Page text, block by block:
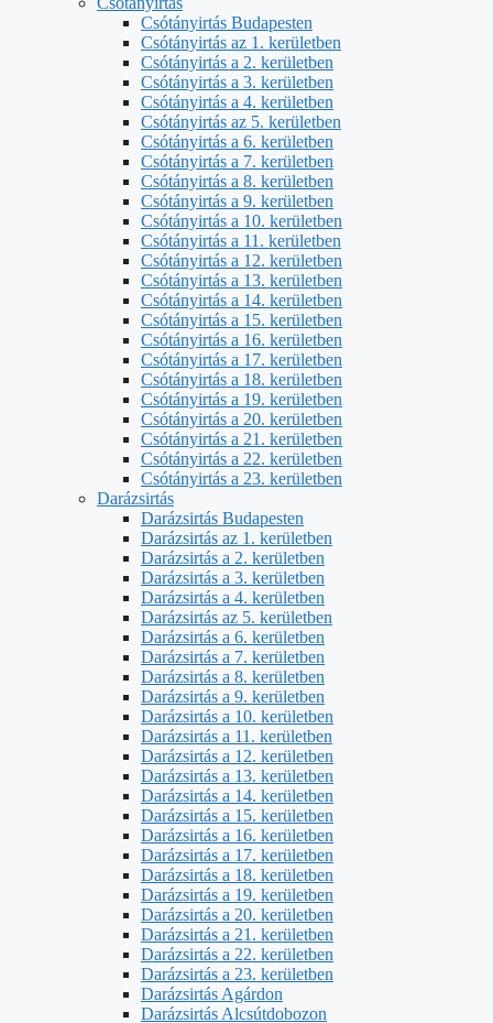
Csótányirtás Budapesten
Csótányirtás az 1. kerületben
Csótányirtás a 2. kerületben
Csótányirtás a 3. kerületben
Csótányirtás a 4. kerületben
Csótányirtás az 5. kerületben
Csótányirtás a 6. kerületben
Csótányirtás a 7. kerületben
Csótányirtás a 8. kerületben
Csótányirtás a 9. kerületben
Csótányirtás a 10. kerületben
Csótányirtás a 11. kerületben
Csótányirtás a 12. kerületben
Csótányirtás a 13. kerületben
Csótányirtás a 14. kerületben
Csótányirtás a 15. kerületben
Csótányirtás a 16. kerületben
Csótányirtás a 17. kerületben
Csótányirtás a 18. kerületben
Csótányirtás a 19. kerületben
Csótányirtás a 20. kerületben
Csótányirtás a 21. kerületben
Csótányirtás a 22. kerületben
Csótányirtás a 23. kerületben
Darázsirtás
Darázsirtás Budapesten
Darázsirtás az 1. kerületben
Darázsirtás a 2. kerületben
Darázsirtás a 3. kerületben
Darázsirtás a 4. kerületben
Darázsirtás az 5. kerületben
Darázsirtás a 6. kerületben
Darázsirtás a 7. kerületben
Darázsirtás a 8. kerületben
Darázsirtás a 9. kerületben
Darázsirtás a 10. kerületben
Darázsirtás a 11. kerületben
Darázsirtás a 12. kerületben
Darázsirtás a 13. kerületben
Darázsirtás a 14. kerületben
Darázsirtás a 15. kerületben
Darázsirtás a 16. kerületben
Darázsirtás a 17. kerületben
Darázsirtás a 18. kerületben
Darázsirtás a 19. kerületben
Darázsirtás a 20. kerületben
Darázsirtás a 21. kerületben
Darázsirtás a 22. kerületben
Darázsirtás a 23. kerületben
Darázsirtás Agárdon
Darázsirtás Alcsútdobozon